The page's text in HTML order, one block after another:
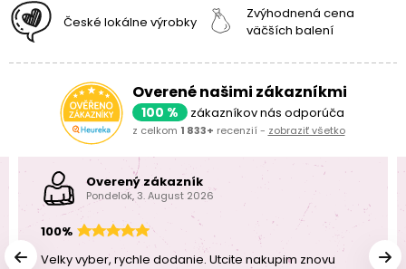
České lokálne výrobky
Zvýhodnená cena
väčších balení
Overené našimi zákazníkmi
100 % zákazníkov nás odporúča
z celkom 1 833+ recenzií - zobraziť všetko
Overený zákazník
Pondelok, 3. August 2026
100%
Velky vyber, rychle dodanie. Utcite nakupim znovu